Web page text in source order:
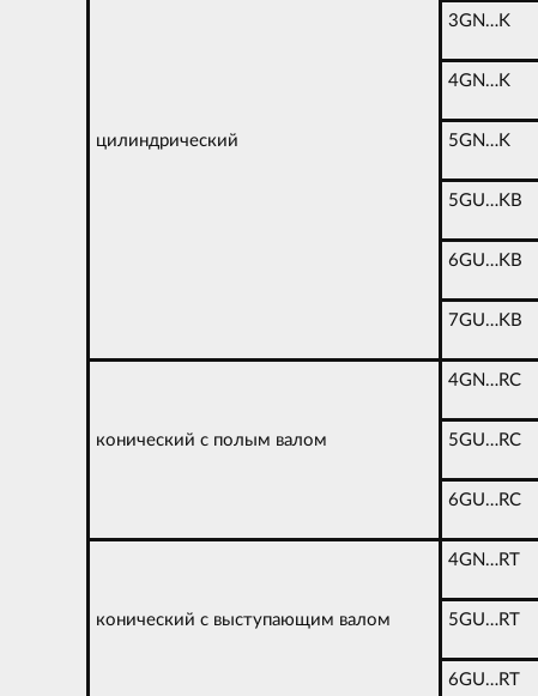
цилиндрический
3GN…K
4GN…K
5GN…K
5GU…KB
6GU…KB
7GU…KB
конический с полым валом
4GN…RC
5GU…RC
6GU…RC
конический с выступающим валом
4GN…RT
5GU…RT
6GU…RT